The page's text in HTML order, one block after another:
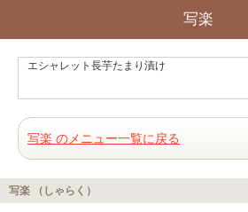
写楽
エシャレット長芋たまり漬け
写楽 のメニュー一覧に戻る
写楽 （しゃらく）